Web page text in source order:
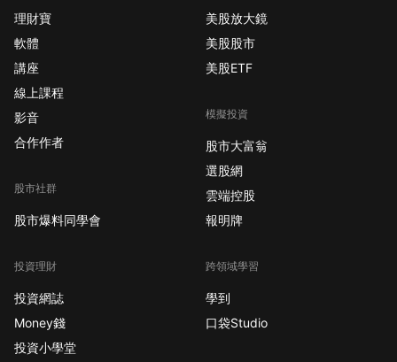
理財寶
軟體
講座
線上課程
影音
合作作者
股市社群
股市爆料同學會
投資理財
投資網誌
Money錢
投資小學堂
美股放大鏡
美股股市
美股ETF
模擬投資
股市大富翁
選股網
雲端控股
報明牌
跨領域學習
學到
口袋Studio